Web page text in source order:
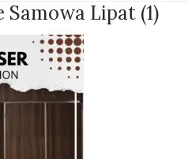
Lipat (1)